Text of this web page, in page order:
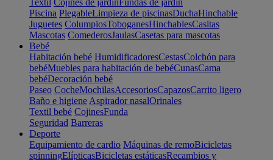
Textil Cojines de jardínFundas de jardín
Piscina PlegableLimpieza de piscinasDuchaHinchable
Juguetes ColumpiosToboganesHinchablesCasitas
Mascotas ComederosJaulasCasetas para mascotas
Bebé
Habitación bebé HumidificadoresCestasColchón para
bebéMuebles para habitación de bebéCunasCama
bebéDecoración bebé
Paseo CocheMochilasAccesoriosCapazosCarrito ligero
Baño e higiene Aspirador nasalOrinales
Textil bebé CojinesFunda
Seguridad Barreras
Deporte
Equipamiento de cardio Máquinas de remoBicicletas
spinningElípticasBicicletas estáticasRecambios y